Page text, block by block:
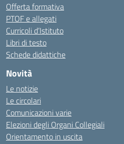
Offerta formativa
PTOF e allegati
Curricoli d’Istituto
Libri di testo
Schede didattiche
Novità
Le notizie
Le circolari
Comunicazioni varie
Elezioni degli Organi Collegiali
Orientamento in uscita